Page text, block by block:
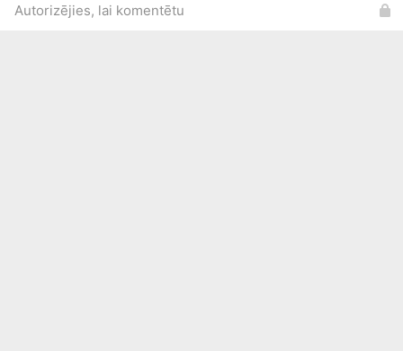
Autorizējies, lai komentētu